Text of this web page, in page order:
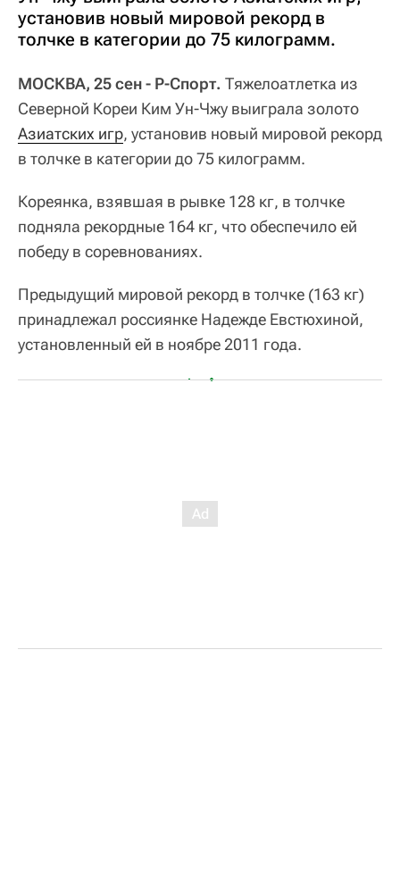
установив новый мировой рекорд в
толчке в категории до 75 килограмм.
МОСКВА, 25 сен - Р-Спорт. Тяжелоатлетка из
Северной Кореи Ким Ун-Чжу выиграла золото
Азиатских игр, установив новый мировой рекорд
в толчке в категории до 75 килограмм.
Кореянка, взявшая в рывке 128 кг, в толчке
подняла рекордные 164 кг, что обеспечило ей
победу в соревнованиях.
Предыдущий мировой рекорд в толчке (163 кг)
принадлежал россиянке Надежде Евстюхиной,
установленный ей в ноябре 2011 года.